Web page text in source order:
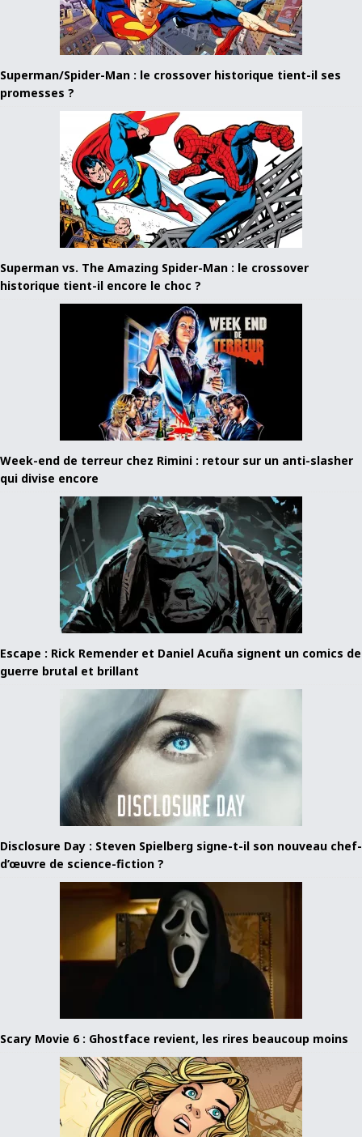
Superman/Spider-Man : le crossover historique tient-il ses
promesses ?
Superman vs. The Amazing Spider-Man : le crossover
historique tient-il encore le choc ?
Week-end de terreur chez Rimini : retour sur un anti-slasher
qui divise encore
Escape : Rick Remender et Daniel Acuña signent un comics de
guerre brutal et brillant
Disclosure Day : Steven Spielberg signe-t-il son nouveau chef-
d’œuvre de science-fiction ?
Scary Movie 6 : Ghostface revient, les rires beaucoup moins